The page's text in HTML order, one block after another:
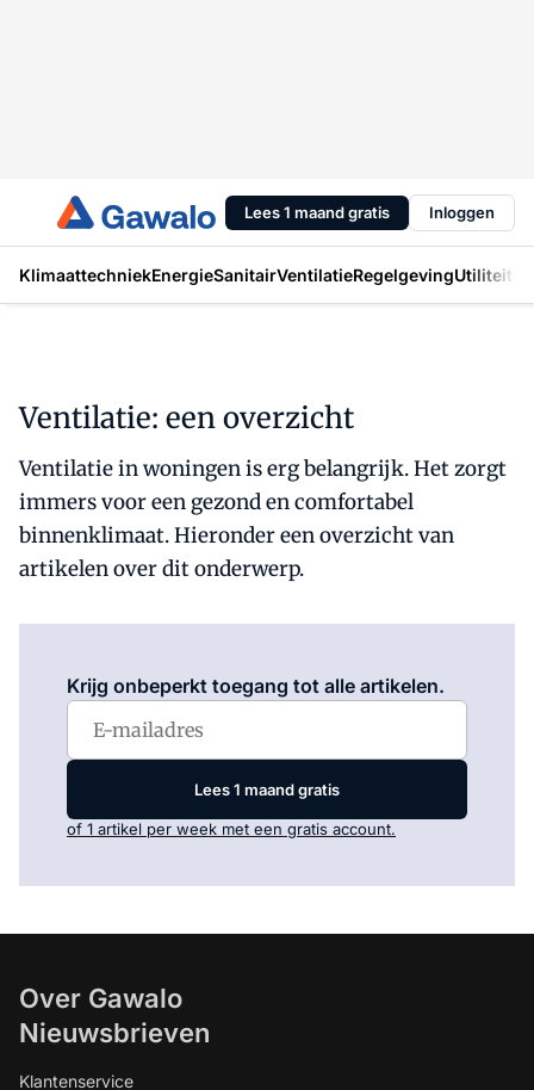
Lees 1 maand gratis Inloggen
KlimaattechniekEnergieSanitairVentilatieRegelgevingUtiliteit
Ventilatie: een overzicht
Ventilatie in woningen is erg belangrijk. Het zorgt
immers voor een gezond en comfortabel
binnenklimaat. Hieronder een overzicht van
artikelen over dit onderwerp.
Krijg onbeperkt toegang tot alle artikelen.
Lees 1 maand gratis
of 1 artikel per week met een gratis account.
Over Gawalo
Nieuwsbrieven
Klantenservice